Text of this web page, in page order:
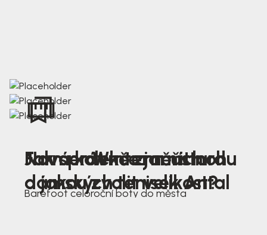
Nová kolekce jarních
dámských tenisek Antal
Jak správně změřit nohu
a jakou zvolit velikost?
Farmer Winter mustard
Barefoot celoroční boty do města